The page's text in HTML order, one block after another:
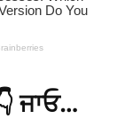
ਜਾਓ…